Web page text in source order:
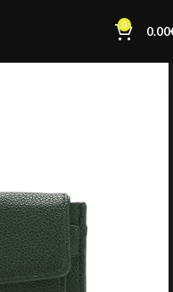
0 0.00